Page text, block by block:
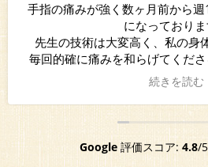
五十肩を始め色々な症状でお
色々なタイプの治療院があると
院さんは全身に沢山鍼を打つとか
ョンなどの治療タイプではなく
ない鍼数で治療前後で直ぐに効
治療院さんで
優しい雰囲気の先生と綺麗な院
とても通院しやす
肩の状態も大分良くなって来て
症状の治療で受診させて頂
続きを読む
Google 評価スコア: 4.8/